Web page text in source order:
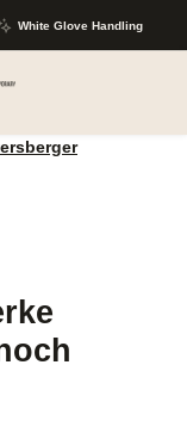
White Glove Handling